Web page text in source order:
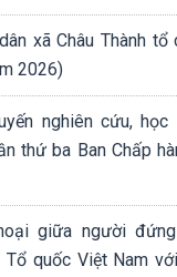
xã Châu Thành
2026)
nghiên cứu, học
thứ ba Ban Chấp
giữa người
Tổ quốc Việt Nam